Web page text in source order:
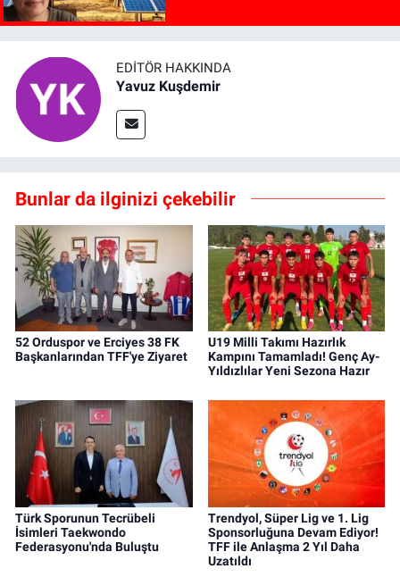
EDITÖR HAKKINDA
Yavuz Kuşdemir
Bunlar da ilginizi çekebilir
52 Orduspor ve Erciyes 38 FK
Başkanlarından TFF'ye Ziyaret
U19 Milli Takımı Hazırlık
Kampını Tamamladı! Genç Ay-
Yıldızlılar Yeni Sezona Hazır
Türk Sporunun Tecrübeli
İsimleri Taekwondo
Federasyonu'nda Buluştu
Trendyol, Süper Lig ve 1. Lig
Sponsorluğuna Devam Ediyor!
TFF ile Anlaşma 2 Yıl Daha
Uzatıldı